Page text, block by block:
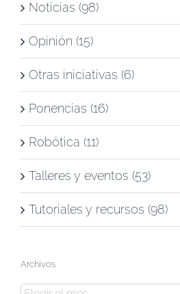
Noticias (98)
Opinión (15)
Otras iniciativas (6)
Ponencias (16)
Robótica (11)
Talleres y eventos (53)
Tutoriales y recursos (98)
Archivos